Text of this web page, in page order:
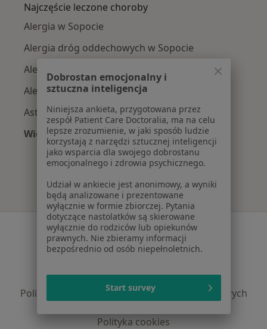
Najczęście leczone choroby
Alergia w Sopocie
Alergia dróg oddechowych w Sopocie
Alergia pokarmowa w Sopocie
Alergie skórne w Sopocie
Astma w Sopocie
Więcej (11)
Więcej w kategorii: Najczęście leczone
Serwis
Regulamin
Polityka prywatności profesjonalistów
Polityka prywatności dla profesjonalistów, których
Polityka cookies
Dobrostan emocjonalny i
sztuczna inteligencja
Niniejsza ankieta, przygotowana przez
zespół Patient Care Doctoralia, ma na celu
lepsze zrozumienie, w jaki sposób ludzie
korzystają z narzędzi sztucznej inteligencji
jako wsparcia dla swojego dobrostanu
emocjonalnego i zdrowia psychicznego.
Udział w ankiecie jest anonimowy, a wyniki
będą analizowane i prezentowane
wyłącznie w formie zbiorczej. Pytania
dotyczące nastolatków są skierowane
wyłącznie do rodziców lub opiekunów
prawnych. Nie zbieramy informacji
bezpośrednio od osób niepełnoletnich.
Start survey